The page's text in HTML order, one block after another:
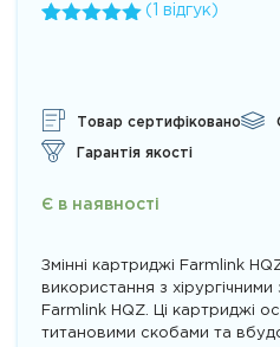
покупця
( відгук)
Товар сертифіковано
Гарантія якості
Є в наявності
Змінні картриджі Farmlink
використання з
Farmlink HQZ. Ці картриджі
титановими скобами та